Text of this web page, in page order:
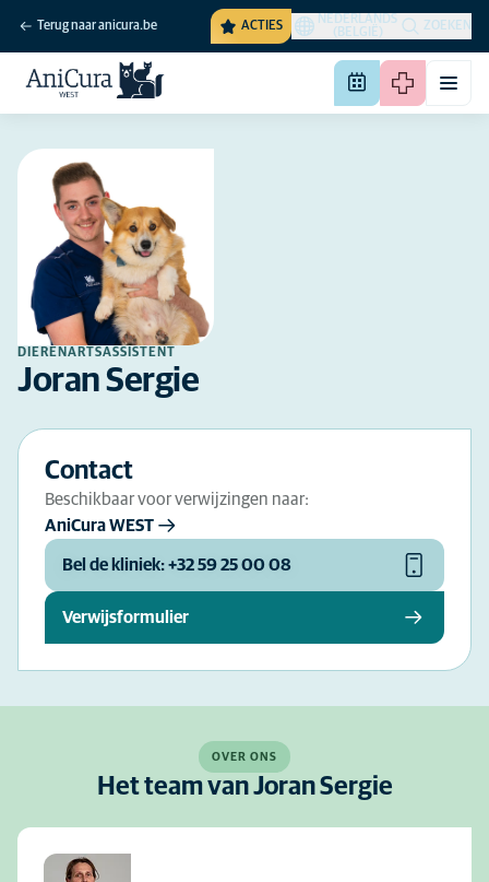
Terug naar anicura.be ACTIES
NEDERLANDS
(BELGIË)
ZOEKEN
DIERENARTSASSISTENT
Joran Sergie
Contact
Beschikbaar voor verwijzingen naar:
AniCura WEST
Bel de kliniek: +32 59 25 00 08
Verwijsformulier
OVER ONS
Het team van Joran Sergie